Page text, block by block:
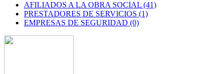
AFILIADOS A LA OBRA SOCIAL (41)
PRESTADORES DE SERVICIOS (1)
EMPRESAS DE SEGURIDAD (0)